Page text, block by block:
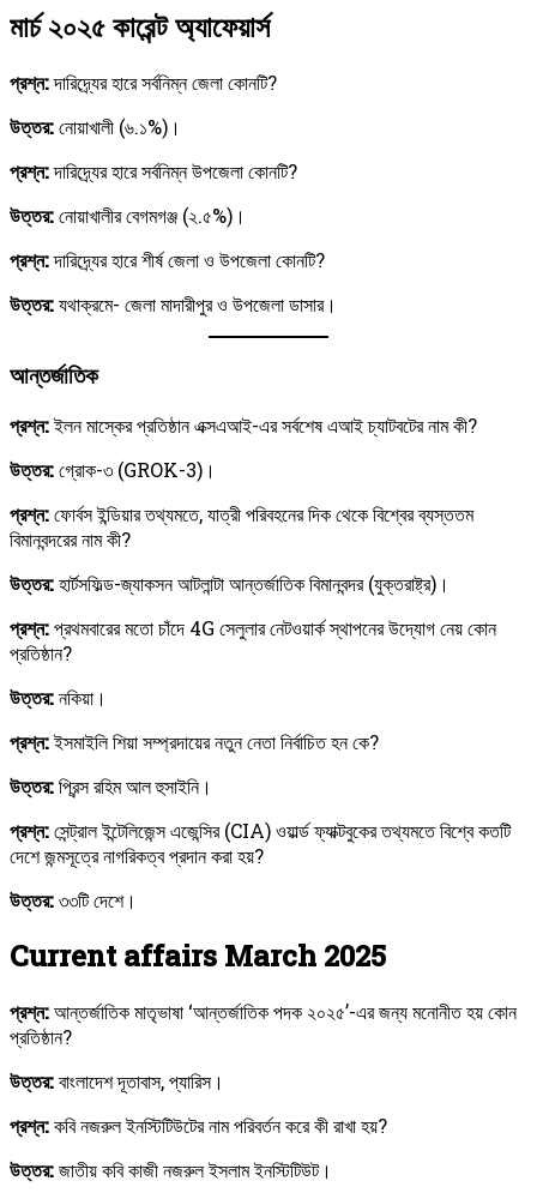
মার্চ ২০২৫ কারেন্ট অ্যাফেয়ার্স
প্রশ্ন:দারিদ্র্যের হারে সর্বনিম্ন জেলা কোনটি?
উত্তর:নোয়াখালী (৬.১%)।
প্রশ্ন:দারিদ্র্যের হারে সর্বনিম্ন উপজেলা কোনটি?
উত্তর:নোয়াখালীর বেগমগঞ্জ (২.৫%)।
প্রশ্ন:দারিদ্র্যের হারে শীর্ষ জেলা ও উপজেলা কোনটি?
উত্তর:যথাক্রমে- জেলা মাদারীপুর ও উপজেলা ডাসার।
আন্তর্জাতিক
প্রশ্ন:ইলন মাস্কের প্রতিষ্ঠান এক্সএআই-এর সর্বশেষ এআই চ্যাটবটের নাম কী?
উত্তর:গ্রোক-৩ (GROK-3)।
প্রশ্ন:ফোর্বস ইন্ডিয়ার তথ্যমতে, যাত্রী পরিবহনের দিক থেকে বিশ্বের ব্যস্ততম
বিমানবন্দরের নাম কী?
উত্তর:হার্টসফিল্ড-জ্যাকসন আটলান্টা আন্তর্জাতিক বিমানবন্দর (যুক্তরাষ্ট্র)।
প্রশ্ন:প্রথমবারের মতো চাঁদে 4G সেলুলার নেটওয়ার্ক স্থাপনের উদ্যোগ নেয় কোন
প্রতিষ্ঠান?
উত্তর:নকিয়া।
প্রশ্ন:ইসমাইলি শিয়া সম্প্রদায়ের নতুন নেতা নির্বাচিত হন কে?
উত্তর:প্রিন্স রহিম আল হুসাইনি।
প্রশ্ন:সেন্ট্রাল ইন্টেলিজেন্স এজেন্সির (CIA) ওয়ার্ল্ড ফ্যাক্টবুকের তথ্যমতে বিশ্বে কতটি
দেশে জন্মসূত্রে নাগরিকত্ব প্রদান করা হয়?
উত্তর:৩৩টি দেশে।
Current affairs March 2025
প্রশ্ন:আন্তর্জাতিক মাতৃভাষা ‘আন্তর্জাতিক পদক ২০২৫’-এর জন্য মনোনীত হয় কোন
প্রতিষ্ঠান?
উত্তর:বাংলাদেশ দূতাবাস, প্যারিস।
প্রশ্ন:কবি নজরুল ইনস্টিটিউটের নাম পরিবর্তন করে কী রাখা হয়?
উত্তর:জাতীয় কবি কাজী নজরুল ইসলাম ইনস্টিটিউট।